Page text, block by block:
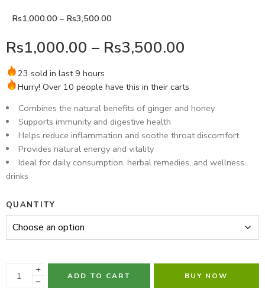
Rs1,000.00 – Rs3,500.00
Rs1,000.00 – Rs3,500.00
23 sold in last 9 hours
Hurry! Over 10 people have this in their carts
Combines the natural benefits of ginger and honey
Supports immunity and digestive health
Helps reduce inflammation and soothe throat discomfort
Provides natural energy and vitality
Ideal for daily consumption, herbal remedies, and wellness
drinks
QUANTITY
ADD TO CART BUY NOW